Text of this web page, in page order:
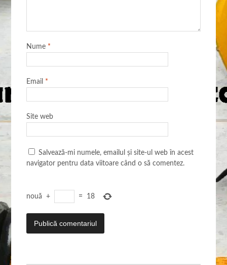
Nume *
Email *
Site web
Salvează-mi numele, emailul și site-ul web în acest
navigator pentru data viitoare când o să comentez.
nouă + = 18